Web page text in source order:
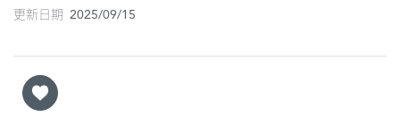
更新日期 2025/09/15